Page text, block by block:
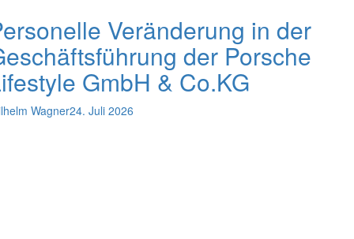
Veränderung in der
der Porsche
GmbH & Co.KG
Wagner24. Juli 2026